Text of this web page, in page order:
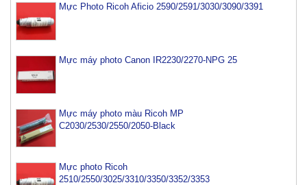
Mực Photo Ricoh Aficio 2590/2591/3030/3090/3391
Mực máy photo Canon IR2230/2270-NPG 25
Mực máy photo màu Ricoh MP
C2030/2530/2550/2050-Black
Mực photo Ricoh
2510/2550/3025/3310/3350/3352/3353